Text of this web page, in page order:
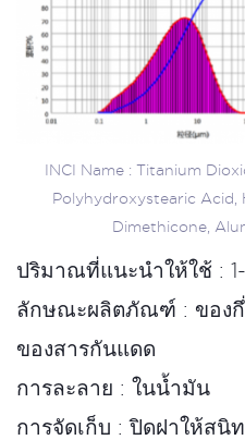
INCI Name : Titanium
Polyhydroxystearic Acid,
Dimethicone,
ปริมาณที่แนะนำให้ใช้ :
ลักษณะผลิตภัณฑ์ : ของกึ่
ของสารกันแดด
การละลาย : ในน้ำมัน
การจัดเก็บ : ปิดฝาให้สนิ